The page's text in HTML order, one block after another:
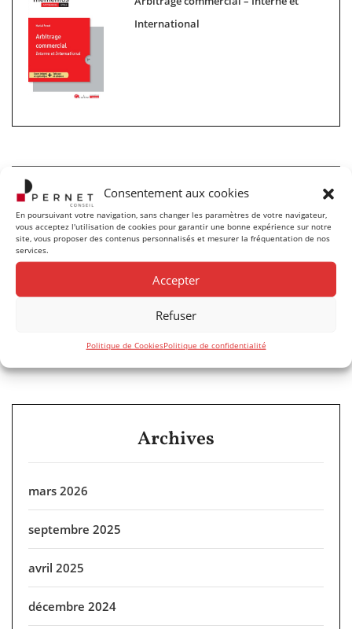
Consentement aux cookies
En poursuivant votre navigation, sans changer les paramètres de votre navigateur,
vous acceptez l'utilisation de cookies pour garantir une bonne expérience sur notre
site, vous proposer des contenus personnalisés et mesurer la fréquentation de nos
services.
Accepter
Refuser
Politique de CookiesPolitique de confidentialité
International
Catégories
Conférence
Archives
mars 2026
septembre 2025
avril 2025
décembre 2024